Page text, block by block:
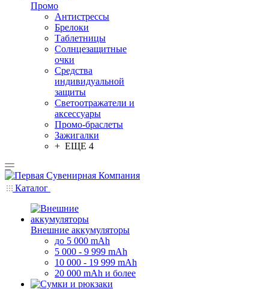
Промо
Антистрессы
Брелоки
Таблетницы
Солнцезащитные
очки
Средства
индивидуальной
защиты
Светоотражатели и
аксессуары
Промо-браслеты
Зажигалки
+ ЕЩЕ 4
Каталог
Внешние аккумуляторы
до 5 000 mAh
5 000 - 9 999 mAh
10 000 - 19 999 mAh
20 000 mAh и более